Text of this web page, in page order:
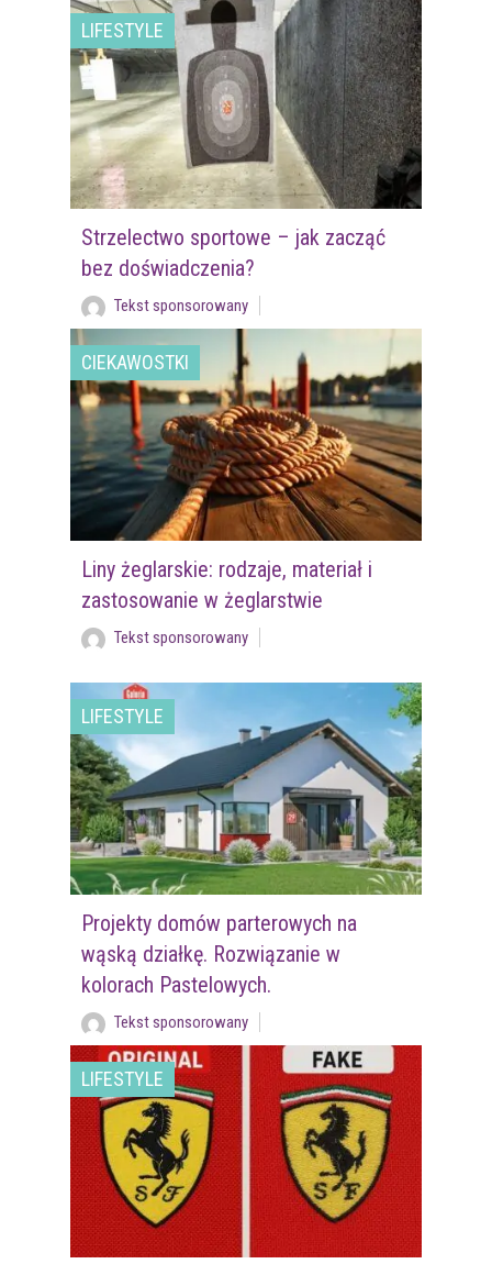
LIFESTYLE
Strzelectwo sportowe – jak zacząć
bez doświadczenia?
Tekst sponsorowany
CIEKAWOSTKI
Liny żeglarskie: rodzaje, materiał i
zastosowanie w żeglarstwie
Tekst sponsorowany
LIFESTYLE
Projekty domów parterowych na
wąską działkę. Rozwiązanie w
kolorach Pastelowych.
Tekst sponsorowany
LIFESTYLE